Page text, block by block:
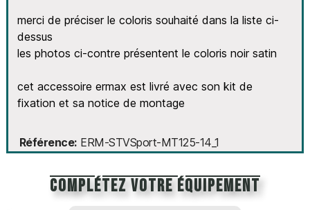
merci de préciser le coloris souhaité dans la liste ci-
dessus
les photos ci-contre présentent le coloris noir satin
cet accessoire ermax est livré avec son kit de
fixation et sa notice de montage
Référence ERM-STVSport-MT125-14_1
Complétez votre équipement